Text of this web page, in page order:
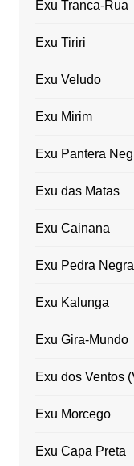
Exu Tranca-Rua
Exu Tiriri
Exu Veludo
Exu Mirim
Exu Pantera
Exu das Matas
Exu Cainana
Exu Pedra Negra
Exu Kalunga
Exu Gira-Mundo
Exu dos Ventos
Exu Morcego
Exu Capa Preta